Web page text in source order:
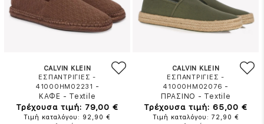
CALVIN KLEIN
ΕΣΠΑΝΤΡΙΓΙΕΣ -
41000HM02231 -
ΚΑΦΕ - Textile
Τρέχουσα τιμή: 79,00 €
Τιμή καταλόγου: 92,90 €
CALVIN KLEIN
ΕΣΠΑΝΤΡΙΓΙΕΣ -
41000HM02076 -
ΠΡΑΣΙΝΟ - Textile
Τρέχουσα τιμή: 65,00 €
Τιμή καταλόγου: 72,90 €